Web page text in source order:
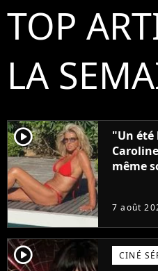
TOP
LA
player2
"Un été
même
7 août
player2 CINÉ